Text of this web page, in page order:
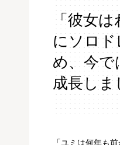
「彼女
にソロ
め、今で
成長しま
「ユミは何年も